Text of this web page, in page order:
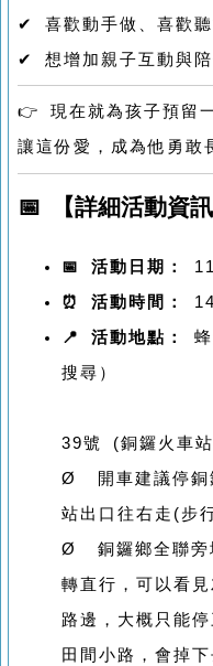
✔ 喜歡動手做、喜歡聽
✔ 想增加親子互動與陪
👉 現在就為孩子預留
讓這份愛，成為他勇敢
📅 【詳細活動資訊
📅 活動日期：
⏰ 活動時間：
📍 活動地點：
搜尋）
苗栗縣
39號 (銅鑼火車
Ø 開車建議停銅
站出口往右走(步
Ø 銅鑼鄉全聯旁
轉直行，可以看
路邊，大概只能
田間小路，會掉下